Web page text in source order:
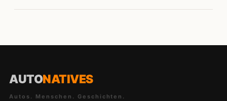
AUTONATIVES
Autos. Menschen. Geschichten.